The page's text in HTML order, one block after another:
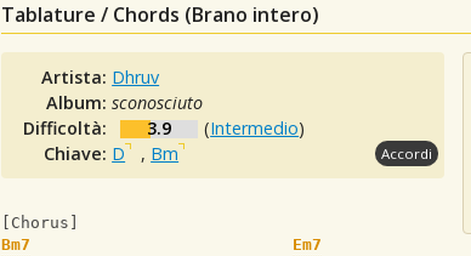
Tablature / Chords (Brano intero)
Artista: Dhruv
Album:sconosciuto
Difficoltà:
3.9 (Intermedio)
Chiave: D , Bm Accordi
[Chorus]
Bm7
Em7